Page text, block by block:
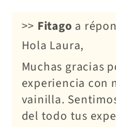
>> Fitago a
Hola Laura,
Muchas gracias
experiencia con
vainilla.
del todo tus